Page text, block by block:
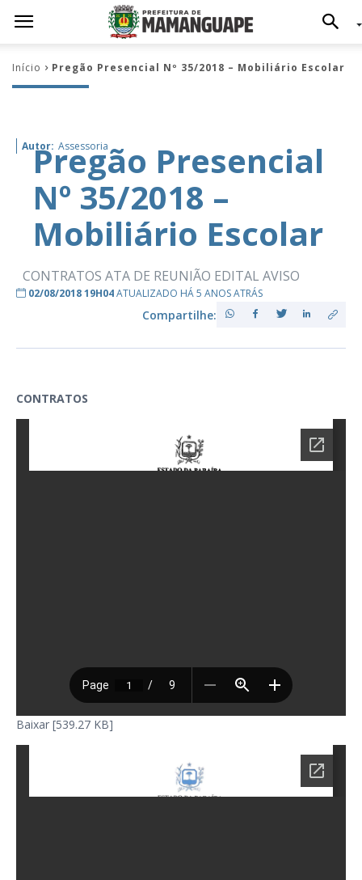
Início Pregão Presencial Nº 35/2018 – Mobiliário Escolar
Autor: Assessoria
Pregão Presencial
Nº 35/2018 –
Mobiliário Escolar
CONTRATOS ATA DE REUNIÃO EDITAL AVISO
02/08/2018 19H04ATUALIZADO HÁ 5 ANOS ATRÁS
Compartilhe:
CONTRATOS
Baixar [539.27 KB]